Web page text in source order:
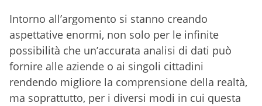
Intorno all’argomento si stanno creando
aspettative enormi, non solo per le infinite
possibilità che un’accurata analisi di dati può
fornire alle aziende o ai singoli cittadini
rendendo migliore la comprensione della realtà,
ma soprattutto, per i diversi modi in cui questa